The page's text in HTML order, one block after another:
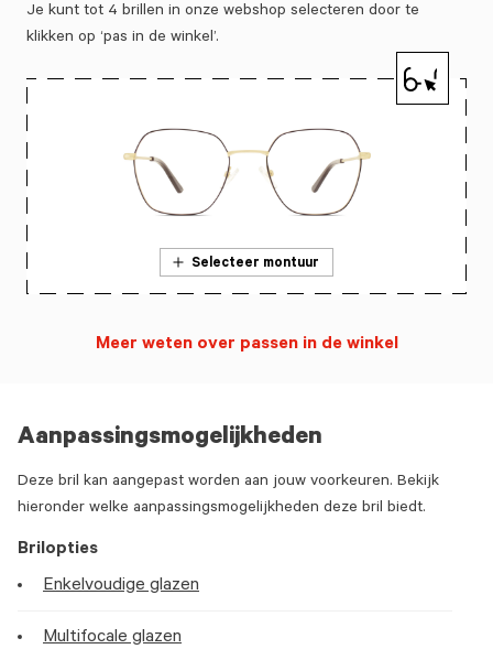
Aanpassingsmogelijkheden
Deze bril kan aangepast worden aan jouw voorkeuren. Bekijk
hieronder welke aanpassingsmogelijkheden deze bril biedt.
Brilopties
Enkelvoudige glazen
Multifocale glazen
Je kunt tot 4 brillen in onze webshop selecteren door te
klikken op ‘pas in de winkel’.
Selecteer montuur
Meer weten over passen in de winkel